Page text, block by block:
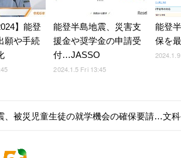
】能登
願や手続
能登半島地震、災害支
援金や奨学金の申請受
付…JASSO
2024.1.5 Fri 13:45
能登
保を
、被災児童生徒の就学機会の確保要請…文